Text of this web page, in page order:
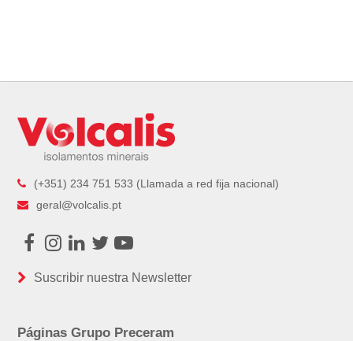
(+351) 234 751 533 (Llamada a red fija nacional)
geral@volcalis.pt
Facebook
Instagram
LinkedIn
TwitterYoutube
Suscribir nuestra Newsletter
Páginas Grupo Preceram